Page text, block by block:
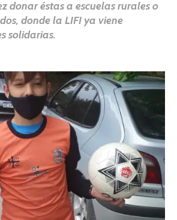
donar éstas a escuelas rurales o
donde la LIFI ya viene
solidarias.